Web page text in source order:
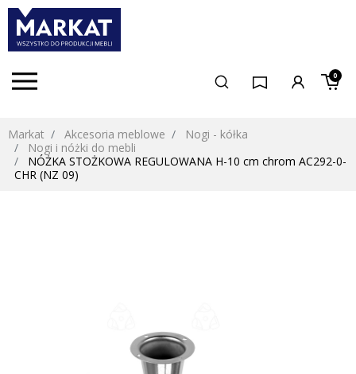
0
Markat Akcesoria meblowe
Nogi - kółka
Nogi i nóżki do mebli
NÓŻKA STOŻKOWA REGULOWANA H-10 cm chrom AC292-0-
CHR (NZ 09)